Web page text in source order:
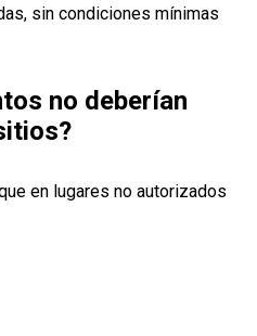
sin condiciones mínimas
no deberían
en lugares no autorizados